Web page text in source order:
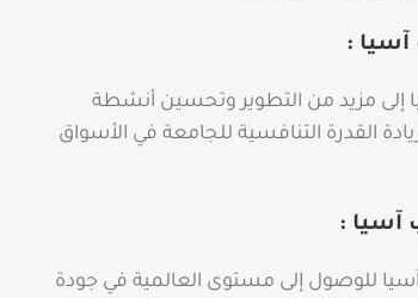
:
مزيد من التطوير وتحسين​ أنشطة
القدرة التنافسية للجامعة في الأسواق
آسيا :
للوصول إلى مستوى العالمية في جودة